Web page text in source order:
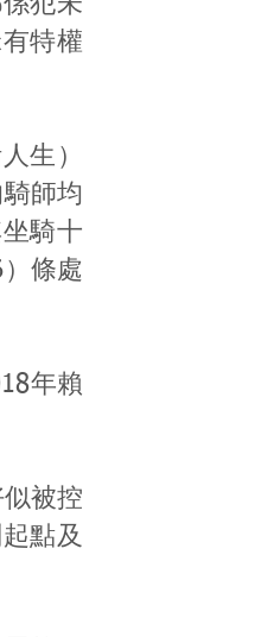
特權
生）
師均
騎十
條處
年賴
被控
點及